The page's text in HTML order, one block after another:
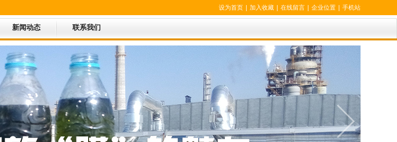
设为首页 加入收藏 在线留言 企业位置 手机站
新闻动态 联系我们